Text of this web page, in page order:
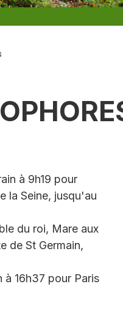
à 9h19 pour
la Seine, jusqu'au
du roi, Mare aux
de St Germain,
à 16h37 pour Paris